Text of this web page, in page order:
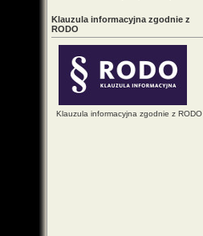
Klauzula informacyjna zgodnie z
RODO
Klauzula informacyjna zgodnie z RODO